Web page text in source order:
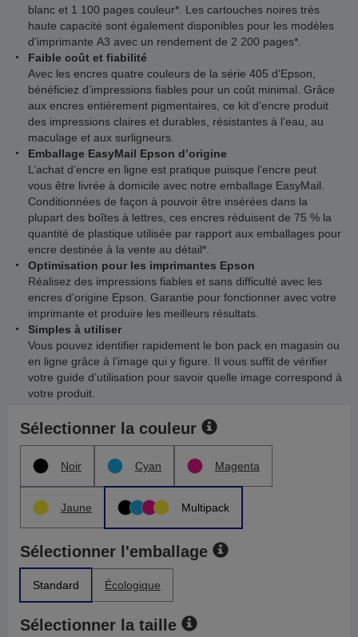
blanc et 1 100 pages couleur*. Les cartouches noires très
haute capacité sont également disponibles pour les modèles
d’imprimante A3 avec un rendement de 2 200 pages*.
Faible coût et fiabilité
Avec les encres quatre couleurs de la série 405 d’Epson,
bénéficiez d’impressions fiables pour un coût minimal. Grâce
aux encres entièrement pigmentaires, ce kit d’encre produit
des impressions claires et durables, résistantes à l’eau, au
maculage et aux surligneurs.
Emballage EasyMail Epson d’origine
L’achat d’encre en ligne est pratique puisque l’encre peut
vous être livrée à domicile avec notre emballage EasyMail.
Conditionnées de façon à pouvoir être insérées dans la
plupart des boîtes à lettres, ces encres réduisent de 75 % la
quantité de plastique utilisée par rapport aux emballages pour
encre destinée à la vente au détail*.
Optimisation pour les imprimantes Epson
Réalisez des impressions fiables et sans difficulté avec les
encres d’origine Epson. Garantie pour fonctionner avec votre
imprimante et produire les meilleurs résultats.
Simples à utiliser
Vous pouvez identifier rapidement le bon pack en magasin ou
en ligne grâce à l’image qui y figure. Il vous suffit de vérifier
votre guide d’utilisation pour savoir quelle image correspond à
votre produit.
Sélectionner la couleur
Noir Cyan Magenta
Jaune Multipack
Sélectionner l'emballage
Standard Écologique
Sélectionner la taille